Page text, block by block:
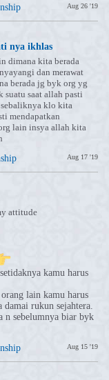
Aug 26 '19
nya ikhlas
dimana kita berada
dan merawat
berada jg byk org yg
suatu saat allah pasti
klo kita
mendapatkan
lain insya allah kita
Aug 17 '19
attitude
kamu harus
lain kamu harus
rukun sejahtera.
n sebelumnya biar byk
Aug 15 '19